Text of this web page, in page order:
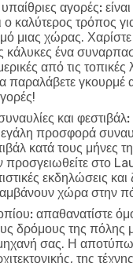
αγορές:
ο καλύτερος τρόπος
μιας χώρας.
κάλυκες ένα
από τις τοπικές
παραλάβετε γκουρμέ
και φεστιβάλ:
προσφορά
κατά τους μήνες
προσγειωθείτε στο
εκδηλώσεις
χώρα στην
απαθανατίστε
δρόμους της πόλης
σας. Η
της